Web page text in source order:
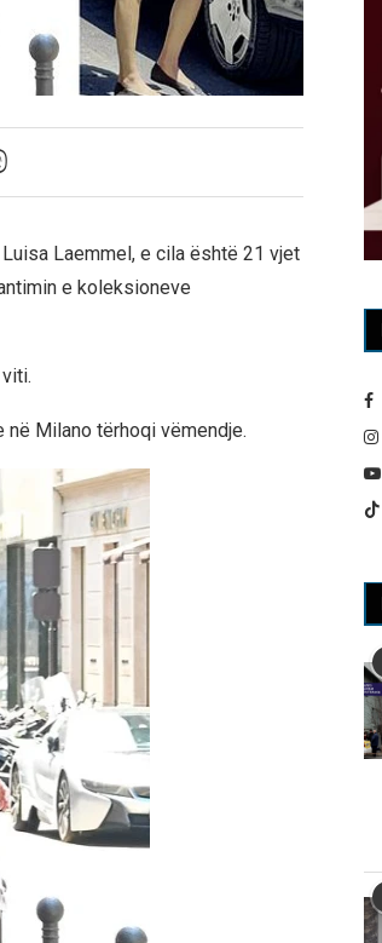
Laemmel, e cila është 21 vjet
e koleksioneve
Milano tërhoqi vëmendje.